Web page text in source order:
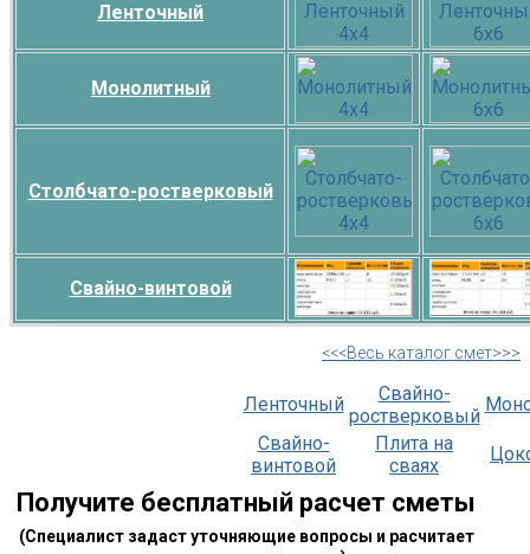
Ленточный
Монолитный
Столбчато-ростверковый
Свайно-винтовой
<<<Весь каталог смет>>>
Ленточный
Свайно-
ростверковый
Свайно-
винтовой
Плита на
сваях
Получите бесплатный расчет сметы
(Специалист задаст уточняющие вопросы и расчитает